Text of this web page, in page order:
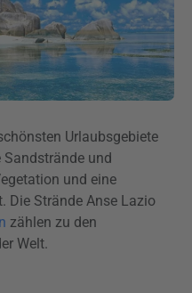
Urlaubsgebiete
Sandstrände und
und eine
Die Strände Anse Lazio
zählen zu den
Welt.